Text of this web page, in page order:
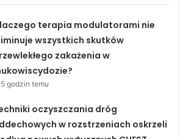
terapia modulatorami nie
wszystkich skutków
zakażenia w
5 godzin temu
oczyszczania dróg
w rozstrzeniach oskrzeli